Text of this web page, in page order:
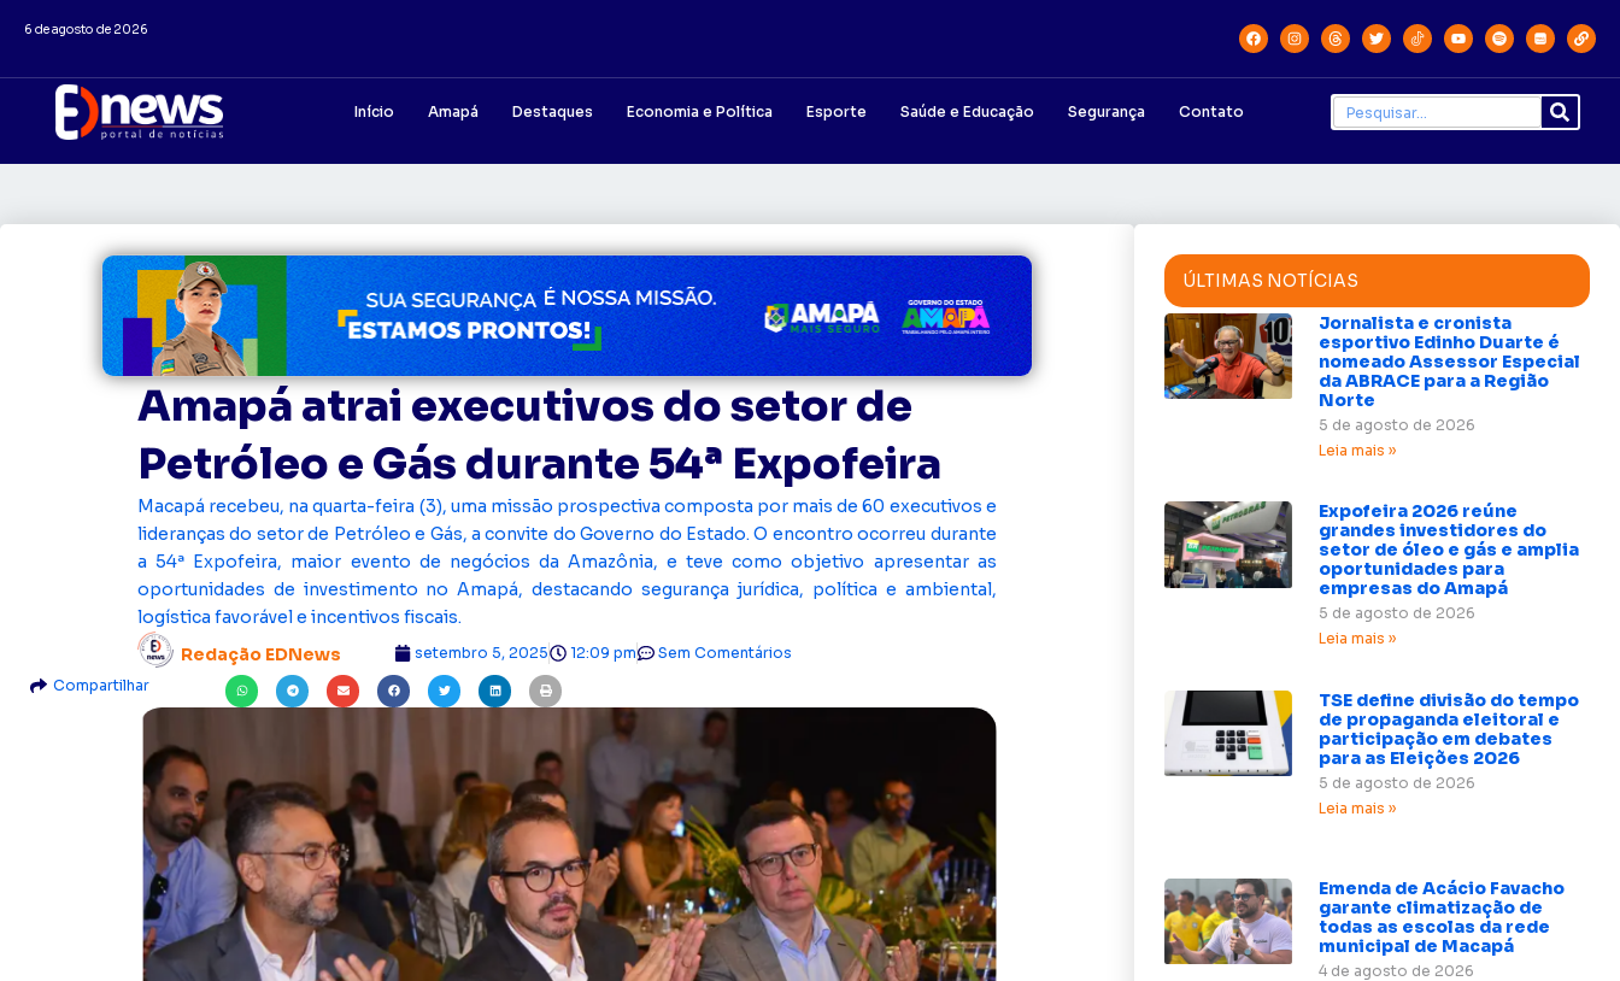
6 de agosto de 2026
Início Amapá Destaques Economia e Política Esporte Saúde e Educação Segurança Contato
Amapá atrai executivos do setor de
Petróleo e Gás durante 54ª Expofeira
Macapá recebeu, na quarta-feira (3), uma missão prospectiva composta por mais de 60 executivos e
lideranças do setor de Petróleo e Gás, a convite do Governo do Estado. O encontro ocorreu durante
a 54ª Expofeira, maior evento de negócios da Amazônia, e teve como objetivo apresentar as
oportunidades de investimento no Amapá, destacando segurança jurídica, política e ambiental,
logística favorável e incentivos fiscais.
Redação EDNews
setembro 5, 2025 12:09 pm
Sem Comentários
Compartilhar
ÚLTIMAS NOTÍCIAS
Jornalista e cronista
esportivo Edinho Duarte é
nomeado Assessor Especial
da ABRACE para a Região
Norte
5 de agosto de 2026
Leia mais »
Expofeira 2026 reúne
grandes investidores do
setor de óleo e gás e amplia
oportunidades para
empresas do Amapá
5 de agosto de 2026
Leia mais »
TSE define divisão do tempo
de propaganda eleitoral e
participação em debates
para as Eleições 2026
5 de agosto de 2026
Leia mais »
Emenda de Acácio Favacho
garante climatização de
todas as escolas da rede
municipal de Macapá
4 de agosto de 2026